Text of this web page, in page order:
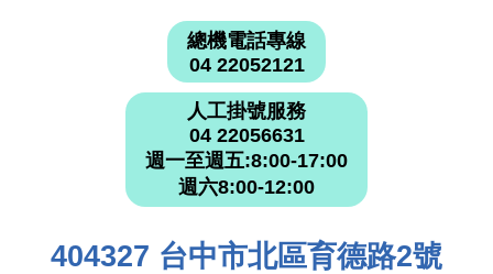
總機電話專線
04 22052121
人工掛號服務
04 22056631
週一至週五:8:00-17:00
週六8:00-12:00
404327 台中市北區育德路2號